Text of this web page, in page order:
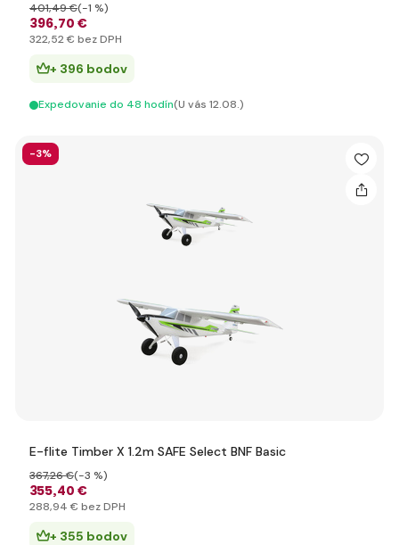
396,70 €
401,49 €(-1 %)
322,52 € bez DPH
+ 396 bodov
Expedovanie do 48 hodín(U vás 12.08.)
-3%
E-flite Timber X 1.2m SAFE Select BNF Basic
355,40 €
367,26 €(-3 %)
288,94 € bez DPH
+ 355 bodov